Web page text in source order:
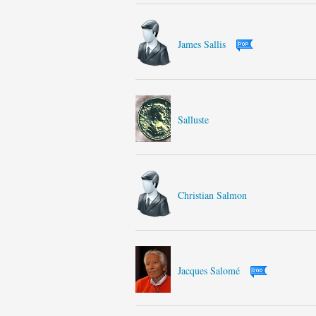
James Sallis
Salluste
Christian Salmon
Jacques Salomé